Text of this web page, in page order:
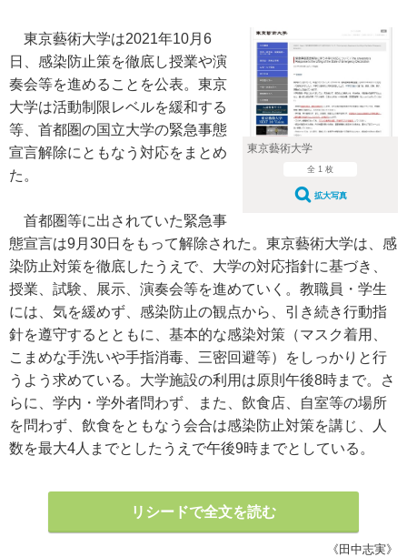
東京藝術大学
全 1 枚
拡大写真
東京藝術大学は2021年10月6
日、感染防止策を徹底し授業や演
奏会等を進めることを公表。東京
大学は活動制限レベルを緩和する
等、首都圏の国立大学の緊急事態
宣言解除にともなう対応をまとめ
た。
首都圏等に出されていた緊急事
態宣言は9月30日をもって解除された。東京藝術大学は、感
染防止対策を徹底したうえで、大学の対応指針に基づき、
授業、試験、展示、演奏会等を進めていく。教職員・学生
には、気を緩めず、感染防止の観点から、引き続き行動指
針を遵守するとともに、基本的な感染対策（マスク着用、
こまめな手洗いや手指消毒、三密回避等）をしっかりと行
うよう求めている。大学施設の利用は原則午後8時まで。さ
らに、学内・学外者問わず、また、飲食店、自室等の場所
を問わず、飲食をともなう会合は感染防止対策を講じ、人
数を最大4人までとしたうえで午後9時までとしている。
リシードで全文を読む
《田中志実》